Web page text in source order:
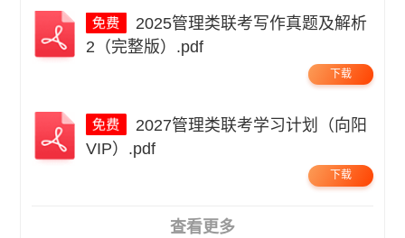
2（完整版）.pdf
下载
VIP）.pdf
下载
查看更多